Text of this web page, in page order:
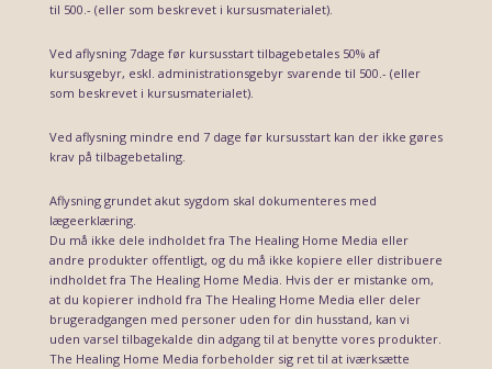
til 500.- (eller som beskrevet i kursusmaterialet).
Ved aflysning 7dage før kursusstart tilbagebetales 50% af
kursusgebyr, eskl. administrationsgebyr svarende til 500.- (eller
som beskrevet i kursusmaterialet).
Ved aflysning mindre end 7 dage før kursusstart kan der ikke gøres
krav på tilbagebetaling.
Aflysning grundet akut sygdom skal dokumenteres med
lægeerklæring.
Du må ikke dele indholdet fra The Healing Home Media eller
andre produkter offentligt, og du må ikke kopiere eller distribuere
indholdet fra The Healing Home Media. Hvis der er mistanke om,
at du kopierer indhold fra The Healing Home Media eller deler
brugeradgangen med personer uden for din husstand, kan vi
uden varsel tilbagekalde din adgang til at benytte vores produkter.
The Healing Home Media forbeholder sig ret til at iværksætte